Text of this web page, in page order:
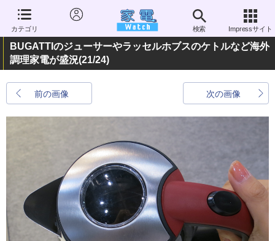
カテゴリ 検索 Impressサイト
BUGATTIのジューサーやラッセルホブスのケトルなど海外
調理家電が盛況(21/24)
前の画像 次の画像